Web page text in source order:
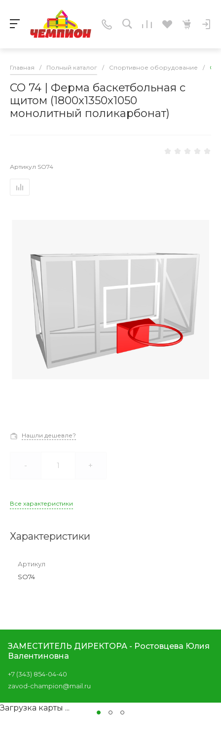
Главная / Полный каталог / Спортивное оборудование / СО
СО 74 | Ферма баскетбольная с
щитом (1800х1350х1050
монолитный поликарбонат)
Артикул SO74
Нашли дешевле?
- +
Все характеристики
Характеристики
Артикул
SO74
ЗАМЕСТИТЕЛЬ ДИРЕКТОРА - Ростовцева Юлия
Валентиновна
+7 (343) 854-04-40
zavod-champion@mail.ru
Загрузка карты ...